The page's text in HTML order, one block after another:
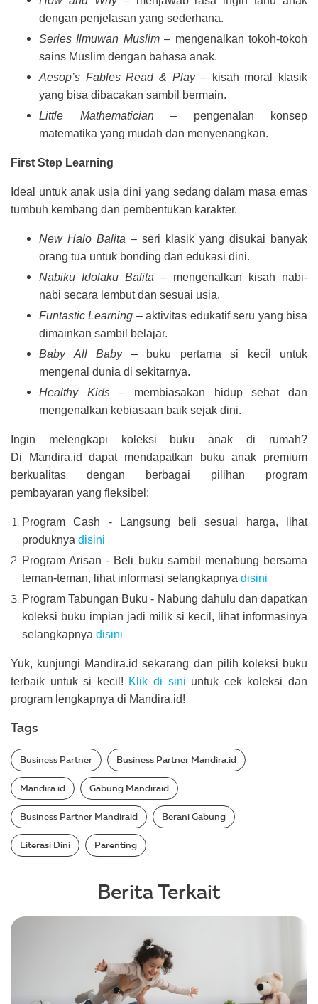
dengan penjelasan yang sederhana.
Series Ilmuwan Muslim– mengenalkan tokoh-tokoh
sains Muslim dengan bahasa anak.
Aesop’s Fables Read & Play– kisah moral klasik
yang bisa dibacakan sambil bermain.
Little Mathematician– pengenalan konsep
matematika yang mudah dan menyenangkan.
First Step Learning
Ideal untuk anak usia dini yang sedang dalam masa emas
tumbuh kembang dan pembentukan karakter.
New Halo Balita – seri klasik yang disukai banyak
orang tua untuk bonding dan edukasi dini.
Nabiku Idolaku Balita – mengenalkan kisah nabi-
nabi secara lembut dan sesuai usia.
Funtastic Learning – aktivitas edukatif seru yang bisa
dimainkan sambil belajar.
Baby All Baby– buku pertama si kecil untuk
mengenal dunia di sekitarnya.
Healthy Kids– membiasakan hidup sehat dan
mengenalkan kebiasaan baik sejak dini.
Ingin melengkapi koleksi buku anak di rumah?
Di Mandira.id dapat mendapatkan buku anak premium
berkualitas dengan berbagai pilihan program
pembayaran yang fleksibel:
Program Cash - Langsung beli sesuai harga, lihat
produknya disini
Program Arisan - Beli buku sambil menabung bersama
teman-teman, lihat informasi selangkapnya disini
Program Tabungan Buku - Nabung dahulu dan dapatkan
koleksi buku impian jadi milik si kecil, lihat informasinya
selangkapnya disini
Yuk, kunjungi Mandira.id sekarang dan pilih koleksi buku
terbaik untuk si kecil! Klik di sini untuk cek koleksi dan
program lengkapnya di Mandira.id!
Tags
Business Partner Business Partner Mandira.id
Mandira.id Gabung Mandiraid
Business Partner Mandiraid Berani Gabung
Literasi Dini Parenting
Berita Terkait